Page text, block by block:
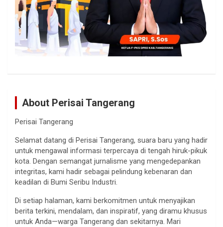
About Perisai Tangerang
Perisai Tangerang
Selamat datang di Perisai Tangerang, suara baru yang hadir
untuk mengawal informasi terpercaya di tengah hiruk-pikuk
kota. Dengan semangat jurnalisme yang mengedepankan
integritas, kami hadir sebagai pelindung kebenaran dan
keadilan di Bumi Seribu Industri.
Di setiap halaman, kami berkomitmen untuk menyajikan
berita terkini, mendalam, dan inspiratif, yang diramu khusus
untuk Anda—warga Tangerang dan sekitarnya. Mari